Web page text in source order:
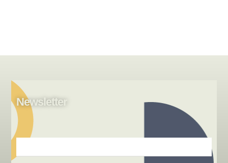
Newsletter